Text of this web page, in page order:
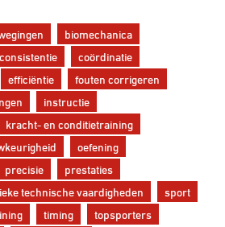
biomechanica
consistentie
coördinatie
efficiëntie
fouten corrigeren
instructie
kracht- en conditietraining
oefening
precisie
prestaties
technische vaardigheden
sport
timing
topsporters